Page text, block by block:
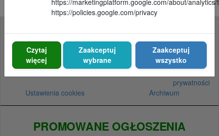
prywatności
Ustawienia cookies
Archiwum
PROMOWANE OGŁOSZENIA
https://marketingplatform.google.com/about/
https://policies.google.com/privacy
Czytaj
więcej
Zaakceptuj
wybrane
Zaakceptuj
wszystko